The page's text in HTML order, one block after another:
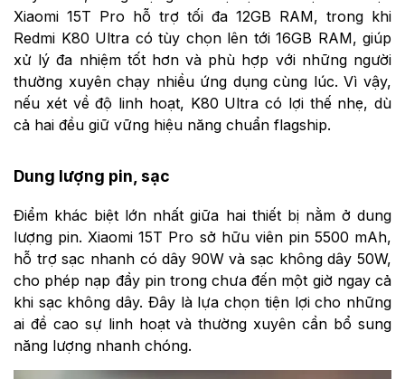
Xiaomi 15T Pro hỗ trợ tối đa 12GB RAM, trong khi
Redmi K80 Ultra có tùy chọn lên tới 16GB RAM, giúp
xử lý đa nhiệm tốt hơn và phù hợp với những người
thường xuyên chạy nhiều ứng dụng cùng lúc. Vì vậy,
nếu xét về độ linh hoạt, K80 Ultra có lợi thế nhẹ, dù
cả hai đều giữ vững hiệu năng chuẩn flagship.
Dung lượng pin, sạc
Điểm khác biệt lớn nhất giữa hai thiết bị nằm ở dung
lượng pin. Xiaomi 15T Pro sở hữu viên pin 5500 mAh,
hỗ trợ sạc nhanh có dây 90W và sạc không dây 50W,
cho phép nạp đầy pin trong chưa đến một giờ ngay cả
khi sạc không dây. Đây là lựa chọn tiện lợi cho những
ai đề cao sự linh hoạt và thường xuyên cần bổ sung
năng lượng nhanh chóng.